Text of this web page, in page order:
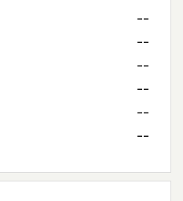
--
--
--
--
--
--